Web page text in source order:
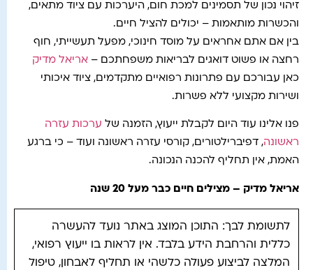
זיהוי נכון של תסמינים למכת חום, היערכות עם ציוד מתאים,
והכשרות מותאמות – יכולים להציל חיים.
בין אם אתם אחראים על מוסד חינוכי, מפעל תעשייתי, חוף
רחצה או פשוט דואגים לבריאות משפחתכם – אריאל מדיק
כאן עבורכם עם פתרונות רפואיים מתקדמים, ציוד איכותי
ושירות מקצועי ללא פשרות.
פנו אלינו עוד היום לקבלת ייעוץ, הזמנה של ערכות עזרה
ראשונה, דפיברילטורים, קורסי עזרה ראשונה ועוד – כי ברגע
האמת, אין תחליף להכנה הנכונה.
אריאל מדיק – מצילים חיים כבר מעל 20 שנה
לתשומת לבך: התוכן המוצג באתר נועד להעשרה
כללית והרחבת הידע בלבד. אין לראות בו ייעוץ רפואי,
המלצה לביצוע פעולה כלשהי או תחליף לאבחון, טיפול